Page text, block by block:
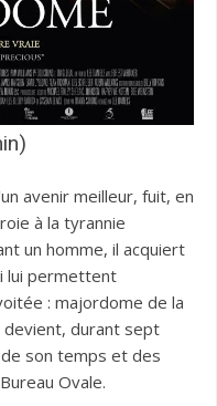
avenir meilleur, fuit, en
à la tyrannie
un homme, il acquiert
lui permettent
: majordome de la
devient, durant sept
son temps et des
Ovale.